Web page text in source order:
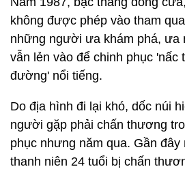
không được phép vào tham
những người ưa khám phá, ưa
vẫn lẻn vào để chinh phục 'nấc
đường' nổi tiếng.
Do địa hình đi lại khó, dốc núi
người gặp phải chấn thương
phục nhưng năm qua. Gần đây
thanh niên 24 tuổi bị chấn